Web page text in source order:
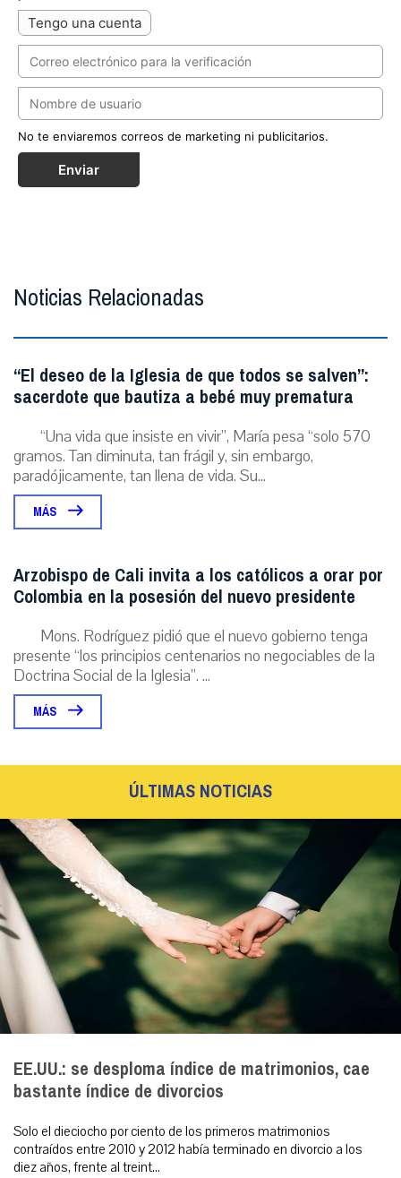
Tengo una cuenta
No te enviaremos correos de marketing ni publicitarios.
Enviar
Noticias Relacionadas
“El deseo de la Iglesia de que todos se salven”:
sacerdote que bautiza a bebé muy prematura
“Una vida que insiste en vivir”, María pesa “solo 570
gramos. Tan diminuta, tan frágil y, sin embargo,
paradójicamente, tan llena de vida. Su...
MÁS
Arzobispo de Cali invita a los católicos a orar por
Colombia en la posesión del nuevo presidente
Mons. Rodríguez pidió que el nuevo gobierno tenga
presente “los principios centenarios no negociables de la
Doctrina Social de la Iglesia”. ...
MÁS
ÚLTIMAS NOTICIAS
EE.UU.: se desploma índice de matrimonios, cae
bastante índice de divorcios
Solo el dieciocho por ciento de los primeros matrimonios
contraídos entre 2010 y 2012 había terminado en divorcio a los
diez años, frente al treint...